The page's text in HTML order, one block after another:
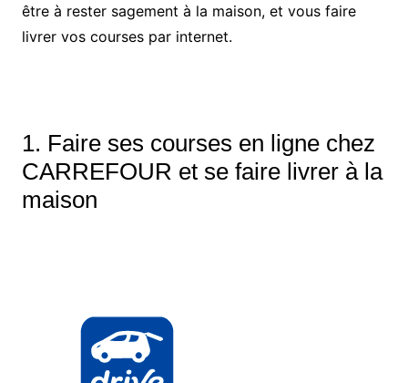
être à rester sagement à la maison, et vous faire
livrer vos courses par internet.
1. Faire ses courses en ligne chez
CARREFOUR et se faire livrer à la
maison